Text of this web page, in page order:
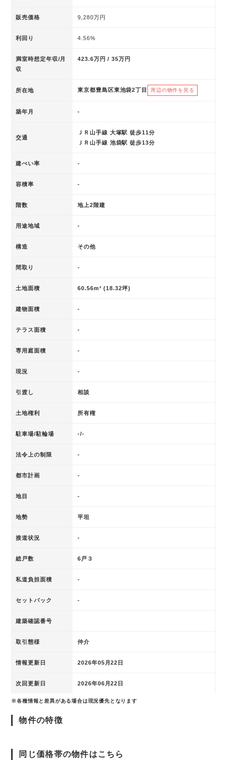
販売価格 9,280万円
利回り 4.56%
満室時想定年収/月
収
423.6万円 / 35万円
所在地 東京都豊島区東池袋2丁目 周辺の物件を見る
築年月 -
交通
ＪＲ山手線 大塚駅 徒歩11分
ＪＲ山手線 池袋駅 徒歩13分
建ぺい率 -
容積率 -
階数 地上2階建
用途地域 -
構造 その他
間取り -
土地面積 60.56m² (18.32坪)
建物面積 -
テラス面積 -
専用庭面積 -
現況 -
引渡し 相談
土地権利 所有権
駐車場/駐輪場 -/-
法令上の制限 -
都市計画 -
地目 -
地勢 平坦
接道状況 -
総戸数 6戸３
私道負担面積 -
セットバック -
建築確認番号
取引態様 仲介
情報更新日 2026年05月22日
次回更新日 2026年06月22日
※各種情報と差異がある場合は現況優先となります
物件の特徴
同じ価格帯の物件はこちら